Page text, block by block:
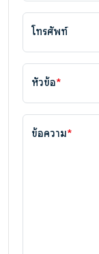
โทรศัพท์
หัวข้อ*
ข้อความ*